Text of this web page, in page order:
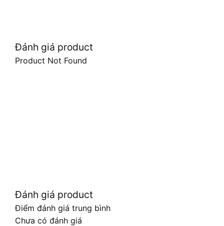
Đánh giá product
Product Not Found
Đánh giá product
Điểm đánh giá trung bình
Chưa có đánh giá